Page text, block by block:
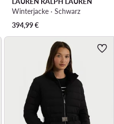
Winterjacke · Schwarz
394,99€